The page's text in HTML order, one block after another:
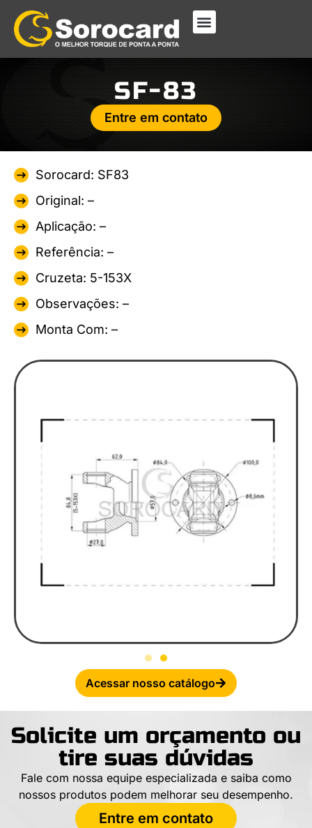
SF-83
Entre em contato
Sorocard: SF83
Original: –
Aplicação: –
Referência: –
Cruzeta: 5-153X
Observações: –
Monta Com: –
Acessar nosso catálogo
Solicite um orçamento ou
tire suas dúvidas
Fale com nossa equipe especializada e saiba como
nossos produtos podem melhorar seu desempenho.
Entre em contato